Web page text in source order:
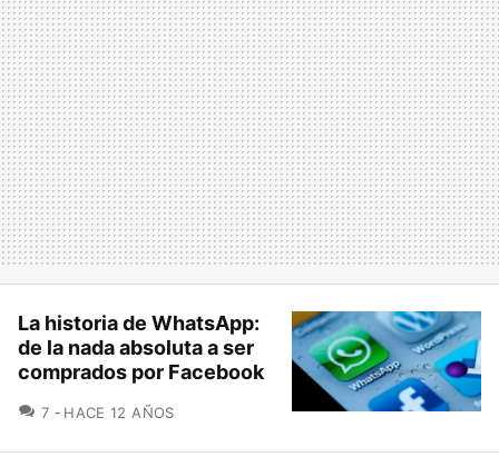
La historia de WhatsApp:
de la nada absoluta a ser
comprados por Facebook
7 COMENTARIOS
HACE 12 AÑOS